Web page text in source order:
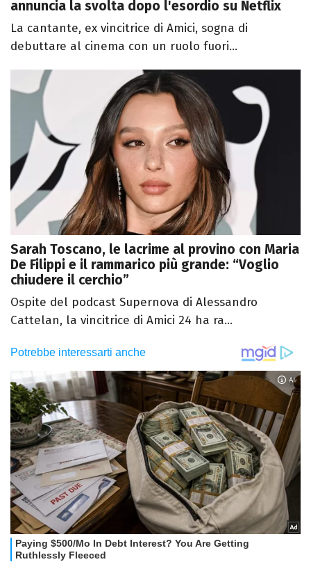
annuncia la svolta dopo l'esordio su Netflix
La cantante, ex vincitrice di Amici, sogna di
debuttare al cinema con un ruolo fuori...
Sarah Toscano, le lacrime al provino con Maria
De Filippi e il rammarico più grande: “Voglio
chiudere il cerchio”
Ospite del podcast Supernova di Alessandro
Cattelan, la vincitrice di Amici 24 ha ra...